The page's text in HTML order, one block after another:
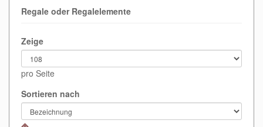
Regale oder Regalelemente
Zeige
pro Seite
Sortieren nach